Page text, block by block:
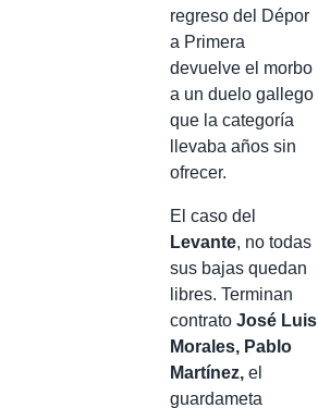
regreso del Dépor
a Primera
devuelve el morbo
a un duelo gallego
que la categoría
llevaba años sin
ofrecer.
El caso del
Levante, no todas
sus bajas quedan
libres. Terminan
contrato José Luis
Morales, Pablo
Martínez, el
guardameta